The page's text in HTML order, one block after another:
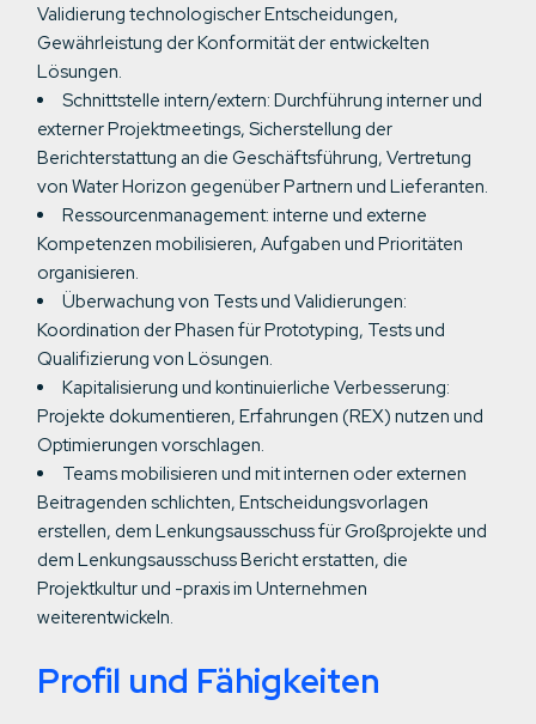
Validierung technologischer Entscheidungen,
Gewährleistung der Konformität der entwickelten
Lösungen.
Schnittstelle intern/extern: Durchführung interner und
externer Projektmeetings, Sicherstellung der
Berichterstattung an die Geschäftsführung, Vertretung
von Water Horizon gegenüber Partnern und Lieferanten.
Ressourcenmanagement: interne und externe
Kompetenzen mobilisieren, Aufgaben und Prioritäten
organisieren.
Überwachung von Tests und Validierungen:
Koordination der Phasen für Prototyping, Tests und
Qualifizierung von Lösungen.
Kapitalisierung und kontinuierliche Verbesserung:
Projekte dokumentieren, Erfahrungen (REX) nutzen und
Optimierungen vorschlagen.
Teams mobilisieren und mit internen oder externen
Beitragenden schlichten, Entscheidungsvorlagen
erstellen, dem Lenkungsausschuss für Großprojekte und
dem Lenkungsausschuss Bericht erstatten, die
Projektkultur und -praxis im Unternehmen
weiterentwickeln.
Profil und Fähigkeiten